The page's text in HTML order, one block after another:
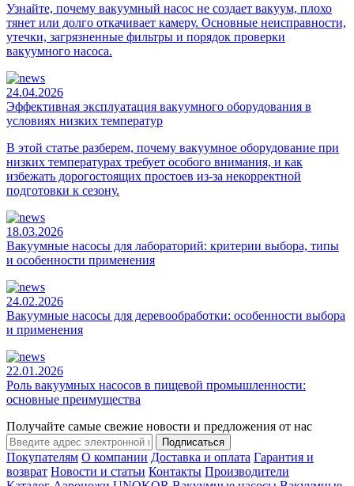
Узнайте, почему вакуумный насос не создает вакуум, плохо
тянет или долго откачивает камеру. Основные неисправности,
утечки, загрязненные фильтры и порядок проверки
вакуумного насоса.
24.04.2026
Эффективная эксплуатация вакуумного оборудования в
условиях низких температур
В этой статье разберем, почему вакуумное оборудование при
низких температурах требует особого внимания, и как
избежать дорогостоящих простоев из-за некорректной
подготовки к сезону.
18.03.2026
Вакуумные насосы для лабораторий: критерии выбора, типы
и особенности применения
24.02.2026
Вакуумные насосы для деревообработки: особенности выбора
и применения
22.01.2026
Роль вакуумных насосов в пищевой промышленности:
основные преимущества
Получайте самые свежие новости и предложения от нас
Подписаться
Покупателям О компании Доставка и оплата Гарантия и
возврат Новости и статьи Контакты Производители